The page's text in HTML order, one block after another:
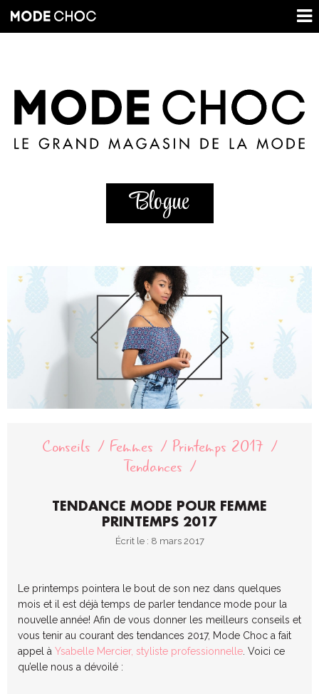
Blogue
Conseils Femmes
Printemps 2017
Tendances
TENDANCE MODE POUR FEMME
PRINTEMPS 2017
Écrit le : 8 mars 2017
Le printemps pointera le bout de son nez dans quelques
mois et il est déjà temps de parler tendance mode pour la
nouvelle année! Afin de vous donner les meilleurs conseils et
vous tenir au courant des tendances 2017, Mode Choc a fait
appel à Ysabelle Mercier, styliste professionnelle . Voici ce
qu’elle nous a dévoilé :